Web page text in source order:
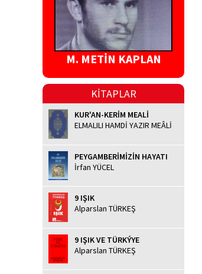
M. METİN KAPLAN
KİTAPLAR
KUR'AN-KERİM MEALİ
ELMALILI HAMDİ YAZIR MEÂLİ
PEYGAMBERİMİZİN HAYATI
İrfan YÜCEL
9 IŞIK
Alparslan TÜRKEŞ
9 IŞIK VE TÜRKÝYE
Alparslan TÜRKEŞ